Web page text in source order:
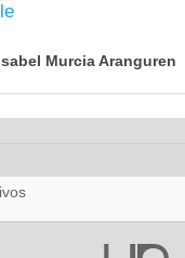
Murcia Aranguren